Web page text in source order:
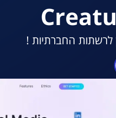
לרשתות החברתיות !